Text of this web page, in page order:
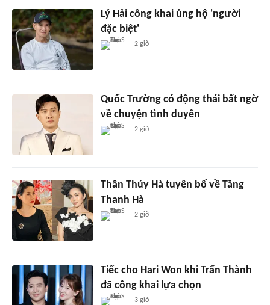
Lý Hải công khai ủng hộ 'người
đặc biệt'
2 giờ
Quốc Trường có động thái bất ngờ
về chuyện tình duyên
2 giờ
Thân Thúy Hà tuyên bố về Tăng
Thanh Hà
2 giờ
Tiếc cho Hari Won khi Trấn Thành
đã công khai lựa chọn
3 giờ